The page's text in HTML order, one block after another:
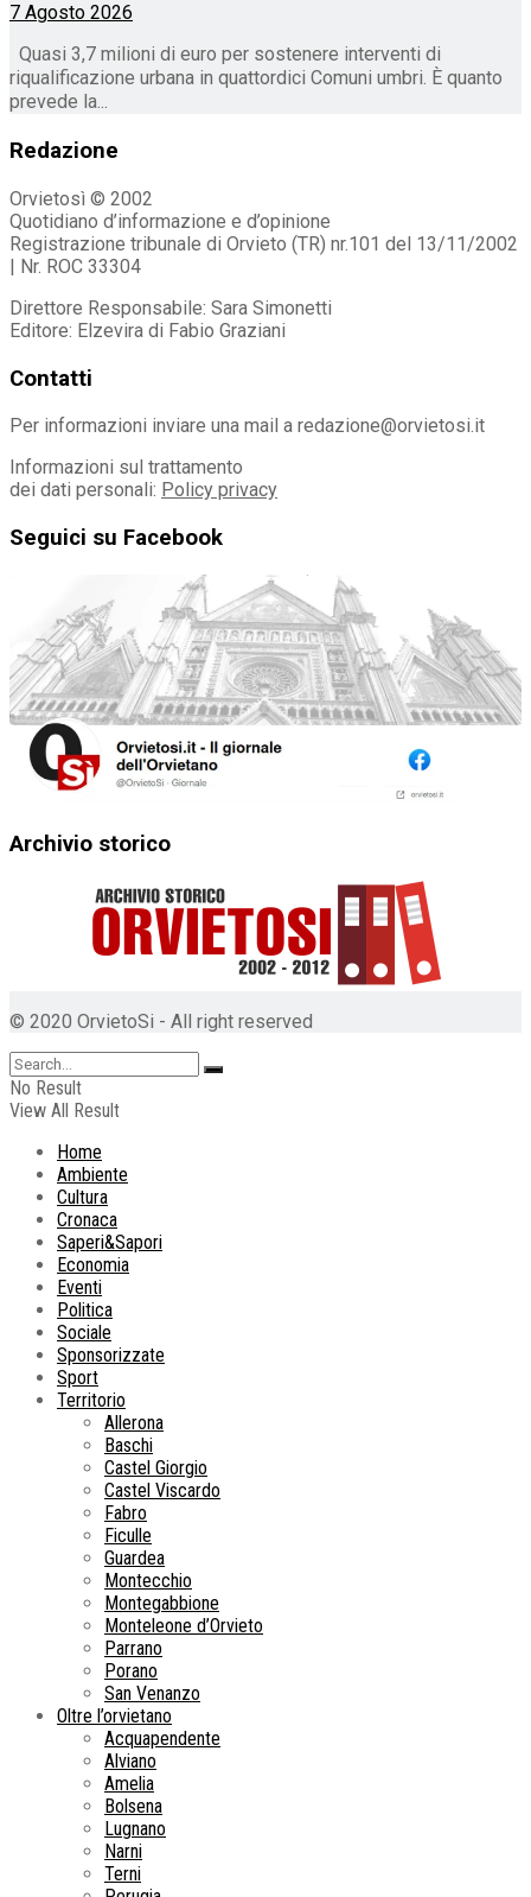
7 Agosto 2026
Quasi 3,7 milioni di euro per sostenere interventi di
riqualificazione urbana in quattordici Comuni umbri. È quanto
prevede la...
Redazione
Orvietosì © 2002
Quotidiano d’informazione e d’opinione
Registrazione tribunale di Orvieto (TR) nr.101 del 13/11/2002
| Nr. ROC 33304
Direttore Responsabile: Sara Simonetti
Editore: Elzevira di Fabio Graziani
Contatti
Per informazioni inviare una mail a redazione@orvietosi.it
Informazioni sul trattamento
dei dati personali: Policy privacy
Seguici su Facebook
Archivio storico
© 2020 OrvietoSi - All right reserved
No Result
View All Result
Home
Ambiente
Cultura
Cronaca
Saperi&Sapori
Economia
Eventi
Politica
Sociale
Sponsorizzate
Sport
Territorio
Allerona
Baschi
Castel Giorgio
Castel Viscardo
Fabro
Ficulle
Guardea
Montecchio
Montegabbione
Monteleone d’Orvieto
Parrano
Porano
San Venanzo
Oltre l’orvietano
Acquapendente
Alviano
Amelia
Bolsena
Lugnano
Narni
Terni